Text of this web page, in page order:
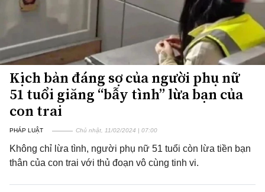
Kịch bản đáng sợ của người phụ nữ
51 tuổi giăng “bẫy tình” lừa bạn của
con trai
PHÁP LUẬT Chủ nhật, 11/02/2024 | 07:00
Không chỉ lừa tình, người phụ nữ 51 tuổi còn lừa tiền bạn
thân của con trai với thủ đoạn vô cùng tinh vi.